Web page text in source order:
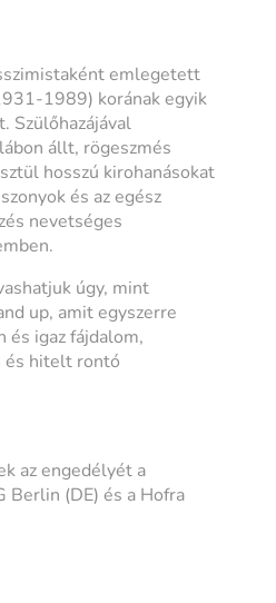
emlegetett
1989) korának egyik
Szülőhazájával
állt, rögeszmés
hosszú kirohanásokat
és az egész
nevetséges
úgy, mint
up, amit egyszerre
és igaz fájdalom,
és hitelt rontó
az engedélyét a
Berlin (DE) és a Hofra